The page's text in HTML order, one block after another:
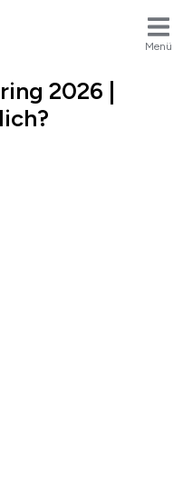
Menü
2026 |